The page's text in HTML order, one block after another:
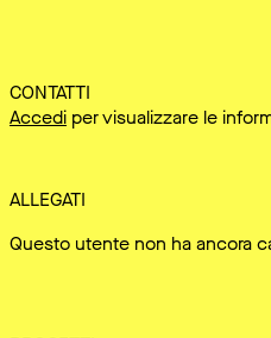
CONTATTI
Accedi per visualizzare le
ALLEGATI
Questo utente non ha ancora